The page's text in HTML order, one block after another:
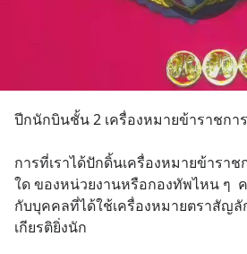
ปีกนักบินชั้น 2 เครื่องหมายข้าราชกา
การที่เราได้ปักดิ้นเครื่องหมายข้ารา
ใด ของหน่วยงานหรือกองทัพไหน ๆ
กับบุคคลที่ได้ใช้เครื่องหมายตราสัญ
เกียรติยิ่งนัก